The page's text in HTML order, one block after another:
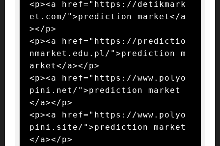
<p><a href="https://detikmark
et.com/">prediction market</a
></p>
<p><a href="https://predictio
nmarket.edu.pl/">prediction m
arket</a></p>
<p><a href="https://www.polyo
pini.net/">prediction market
</a></p>
<p><a href="https://www.polyo
pini.site/">prediction market
</a></p>